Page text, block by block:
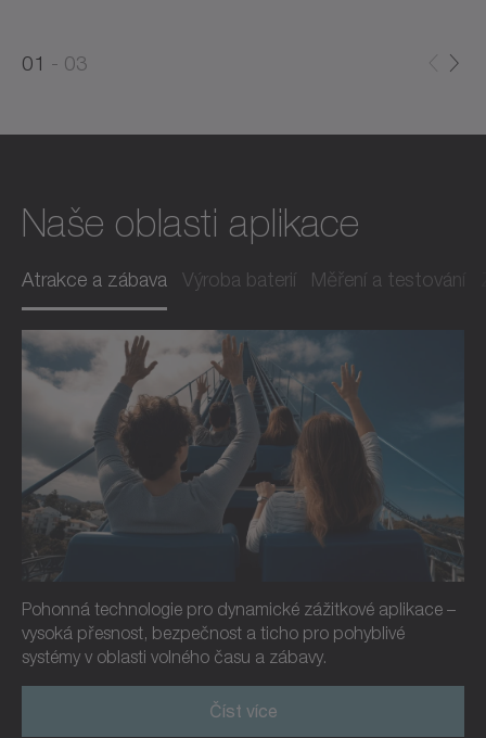
01
03
Naše oblasti aplikace
Atrakce a zábava Výroba baterií Měření a testování
Pohonná technologie pro dynamické zážitkové aplikace –
vysoká přesnost, bezpečnost a ticho pro pohyblivé
systémy v oblasti volného času a zábavy.
Číst více
Číst více